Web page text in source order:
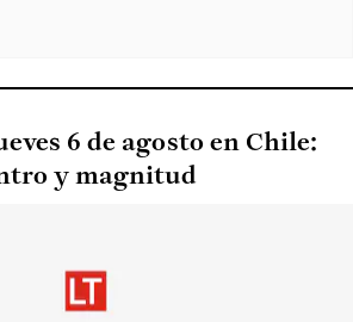
6 de agosto en Chile:
y magnitud